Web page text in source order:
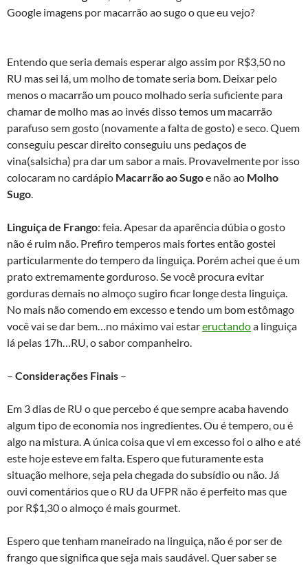
Google imagens por macarrão ao sugo o que eu vejo?
Entendo que seria demais esperar algo assim por R$3,50 no
RU mas sei lá, um molho de tomate seria bom. Deixar pelo
menos o macarrão um pouco molhado seria suficiente para
chamar de molho mas ao invés disso temos um macarrão
parafuso sem gosto (novamente a falta de gosto) e seco. Quem
conseguiu pescar direito conseguiu uns pedaços de
vina(salsicha) pra dar um sabor a mais. Provavelmente por isso
colocaram no cardápio Macarrão ao Sugoe não ao Molho
Sugo.
Linguiça de Frango: feia. Apesar da aparência dúbia o gosto
não é ruim não. Prefiro temperos mais fortes então gostei
particularmente do tempero da linguiça. Porém achei que é um
prato extremamente gorduroso. Se você procura evitar
gorduras demais no almoço sugiro ficar longe desta linguiça.
No mais não comendo em excesso e tendo um bom estômago
você vai se dar bem…no máximo vai estareructandoa linguiça
lá pelas 17h…RU, o sabor companheiro.
– Considerações Finais –
Em 3 dias de RU o que percebo é que sempre acaba havendo
algum tipo de economia nos ingredientes. Ou é tempero, ou é
algo na mistura. A única coisa que vi em excesso foi o alho e até
este hoje esteve em falta. Espero que futuramente esta
situação melhore, seja pela chegada do subsídio ou não. Já
ouvi comentários que o RU da UFPR não é perfeito mas que
por R$1,30 o almoço é mais gourmet.
Espero que tenham maneirado na linguiça, não é por ser de
frango que significa que seja mais saudável. Quer saber se